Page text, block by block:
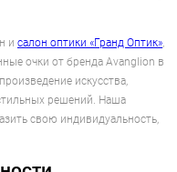
и салон оптики «Гранд Оптик»,
очки от бренда Avanglion в
искусства,
решений. Наша
свою индивидуальность,